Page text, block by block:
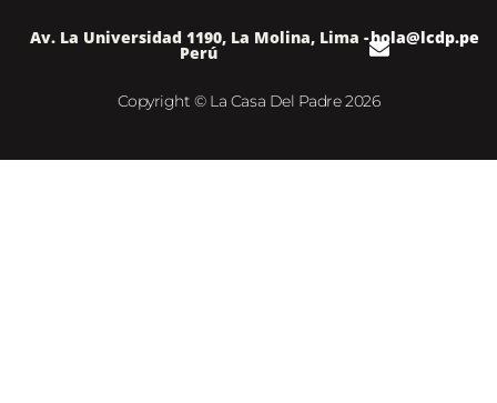
Av. La Universidad 1190, La Molina, Lima -
Perú
hola@lcdp.pe
Copyright © La Casa Del Padre 2026